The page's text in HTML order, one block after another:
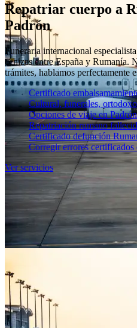
Repatriar cuerpo a
Padrón
Funeraria internacional
cenizas entre España y Rumanía.
trámites, hablamos perfectamente
Certificado
Cultural, funerales,
Opciones de viaje en
Repatriación rumano
Certificado defunción
Corregir errores certificados
Ver servicios